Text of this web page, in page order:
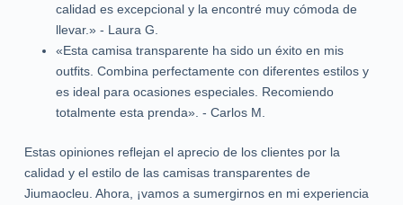
calidad es excepcional y la encontré muy cómoda de
llevar.» - Laura G.
«Esta camisa transparente ha sido un éxito en mis
outfits. Combina perfectamente con diferentes estilos y
es ideal para ocasiones especiales. Recomiendo
totalmente esta prenda». - Carlos M.
Estas opiniones reflejan el aprecio de los clientes por la
calidad y el estilo de las camisas transparentes de
Jiumaocleu. Ahora, ¡vamos a sumergirnos en mi experiencia